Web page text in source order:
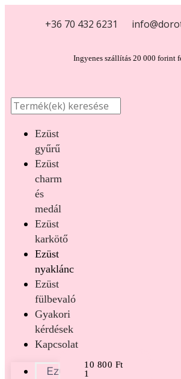
+36 70 432 6231
Ingyenes szállítás 20 000 forint
Ezüst
gyűrű
Ezüst
charm
és
medál
Ezüst
karkötő
Ezüst
nyaklánc
Ezüst
fülbevaló
Gyakori
kérdések
Kapcsolat
Ezüst
10 800 Ft
1